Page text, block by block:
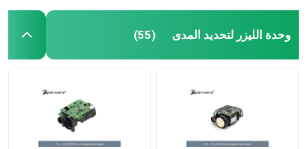
وحدة الليزر لتحديد المدى (55)